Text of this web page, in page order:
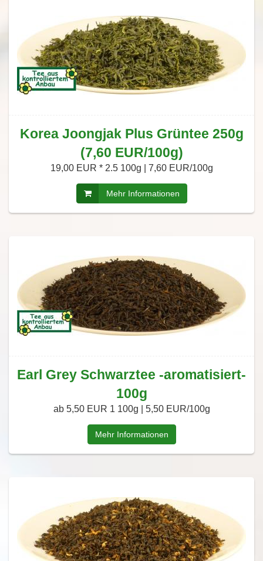
Korea Joongjak Plus Grüntee 250g
(7,60 EUR/100g)
19,00 EUR * 2.5 100g | 7,60 EUR/100g
Mehr Informationen
Earl Grey Schwarztee -aromatisiert-
100g
ab 5,50 EUR 1 100g | 5,50 EUR/100g
Mehr Informationen